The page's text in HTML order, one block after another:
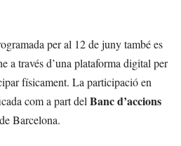
per al 12 de juny també es
a través d’una plataforma digital per
físicament. La participació en
com a part del Banc d’accions
Barcelona.